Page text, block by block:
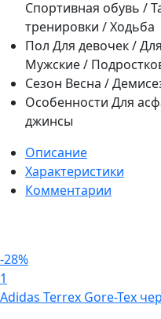
Спортивная обувь /
тренировки / Ходьба
Пол Для девочек /
Мужские /
Сезон Весна /
Особенности Для
джинсы
Описание
Характеристики
Комментарии
-28%
1
Adidas Terrex Gore-Tex